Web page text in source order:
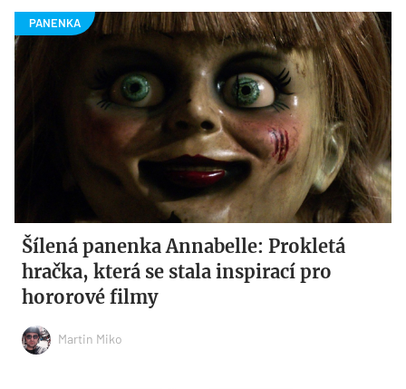
Šílená panenka Annabelle: Prokletá
hračka, která se stala inspirací pro
hororové filmy
Martin Miko